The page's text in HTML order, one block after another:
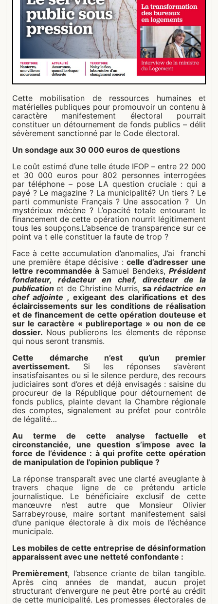
Cette mobilisation de ressources humaines et
matérielles publiques pour promouvoir un contenu à
caractère manifestement électoral pourrait
constituer un détournement de fonds publics – délit
sévèrement sanctionné par le Code électoral.
Un sondage aux 30 000 euros de questions
Le coût estimé d’une telle étude IFOP – entre 22 000
et 30 000 euros pour 802 personnes interrogées
par téléphone – pose LA question cruciale : qui a
payé ? Le magazine ? La municipalité? Un tiers ? Le
parti communiste Français ? Une assocation ? Un
mystérieux mécène ? L’opacité totale entourant le
financement de cette opération nourrit légitimement
tous les soupçons.L’absence de transparence sur ce
point va t elle constituer la faute de trop ?
Face à cette accumulation d’anomalies, J’ai franchi
une première étape décisive : celle d’adresser une
lettre recommandée à Samuel Bendeks, Président
fondateur, rédacteur en chef, directeur de la
publication et de Christine Murris, sa rédactrice en
chef adjointe , exigeant des clarifications et des
éclaircissements sur les conditions de réalisation
et de financement de cette opération douteuse et
sur le caractère « publireportage » ou non de ce
dossier. Nous publierons les élements de réponse
qui nous seront transmis.
Cette démarche n’est qu’un premier
avertissement. Si les réponses s’avèrent
insatisfaisantes ou si le silence perdure, des recours
judiciaires sont d’ores et déjà envisagés : saisine du
procureur de la République pour détournement de
fonds publics, plainte devant la Chambre régionale
des comptes, signalement au préfet pour contrôle
de légalité…
Au terme de cette analyse factuelle et
circonstanciée, une question s’impose avec la
force de l’évidence : à qui profite cette opération
de manipulation de l’opinion publique ?
La réponse transparaît avec une clarté aveuglante à
travers chaque ligne de ce prétendu article
journalistique. Le bénéficiaire exclusif de cette
manœuvre n’est autre que Monsieur Olivier
Sarrabeyrouse, maire sortant manifestement saisi
d’une panique électorale à dix mois de l’échéance
municipale.
Les mobiles de cette entreprise de désinformation
apparaissent avec une netteté confondante :
Premièrement, l’absence criante de bilan tangible.
Après cinq années de mandat, aucun projet
structurant d’envergure ne peut être porté au crédit
de cette municipalité. Les promesses électorales de